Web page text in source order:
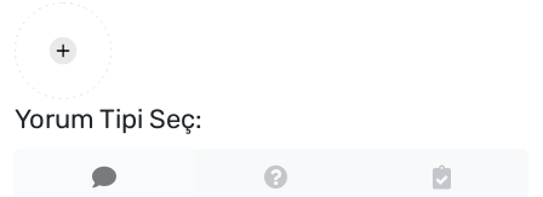
Yorum Tipi Seç: